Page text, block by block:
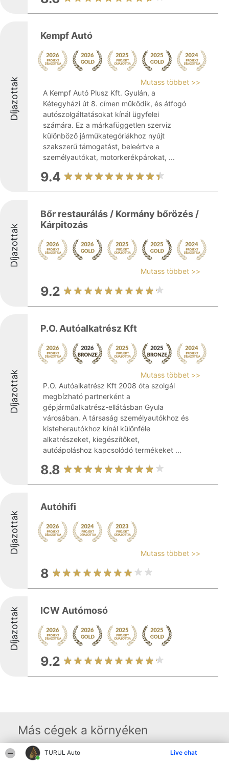
TURUL Auto Live chat
Díjazottak
Kempf Autó
Mutass többet >>
A Kempf Autó Plusz Kft. Gyulán, a
Kétegyházi út 8. címen működik, és átfogó
autószolgáltatásokat kínál ügyfelei
számára. Ez a márkafüggetlen szerviz
különböző járműkategóriákhoz nyújt
szakszerű támogatást, beleértve a
személyautókat, motorkerékpárokat, ...
9.4
Díjazottak
Bőr restaurálás / Kormány bőrözés /
Kárpitozás
Mutass többet >>
9.2
Díjazottak
P.O. Autóalkatrész Kft
Mutass többet >>
P.O. Autóalkatrész Kft 2008 óta szolgál
megbízható partnerként a
gépjárműalkatrész-ellátásban Gyula
városában. A társaság személyautókhoz és
kisteherautókhoz kínál különféle
alkatrészeket, kiegészítőket,
autóápoláshoz kapcsolódó termékeket ...
8.8
Díjazottak
Autóhifi
Mutass többet >>
8
Díjazottak ICW Autómosó
9.2
Más cégek a környéken